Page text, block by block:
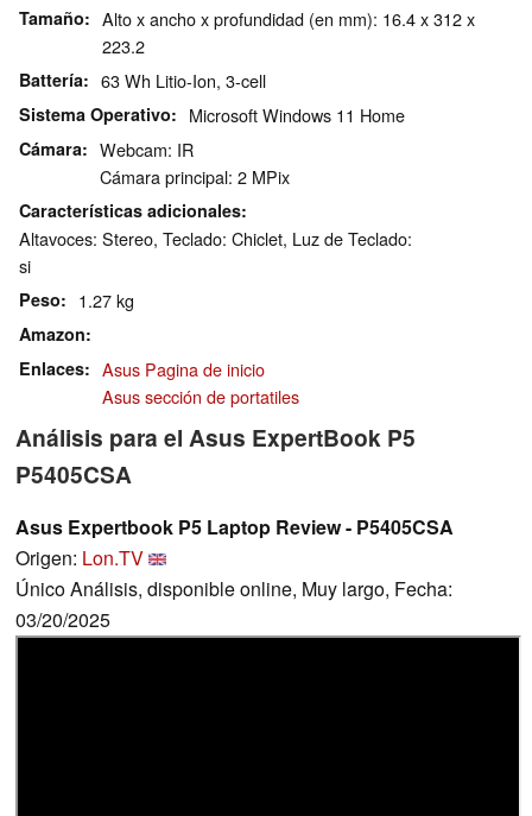
Tamaño
Alto x ancho x profundidad (en mm): 16.4 x 312 x
223.2
Battería 63 Wh Litio-Ion, 3-cell
Sistema Operativo Microsoft Windows 11 Home
Cámara
Webcam: IR
Cámara principal: 2 MPix
Características adicionales
Altavoces: Stereo, Teclado: Chiclet, Luz de Teclado:
si
Peso 1.27 kg
Amazon
Enlaces
Asus Pagina de inicio
Asus sección de portatiles
Análisis para el Asus ExpertBook P5
P5405CSA
Asus Expertbook P5 Laptop Review - P5405CSA
Origen: Lon.TV
Único Análisis, disponible online, Muy largo, Fecha:
03/20/2025